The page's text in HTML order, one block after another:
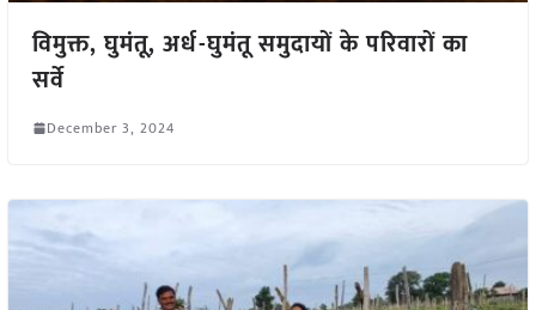
विमुक्त, घुमंतू, अर्ध-घुमंतू समुदायों के परिवारों का
सर्वे
December 3, 2024